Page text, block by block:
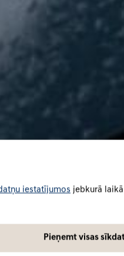
iestatījumos jebkurā
Pieņemt visas